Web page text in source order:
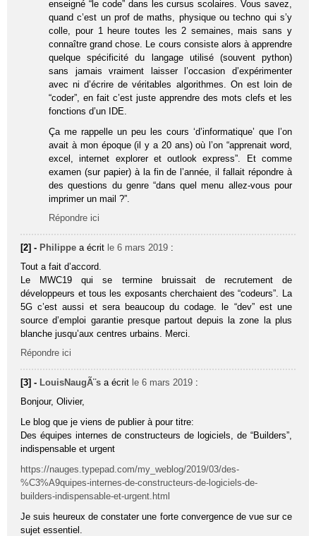
enseigné “le code” dans les cursus scolaires. Vous savez,
quand c’est un prof de maths, physique ou techno qui s’y
colle, pour 1 heure toutes les 2 semaines, mais sans y
connaître grand chose. Le cours consiste alors à apprendre
quelque spécificité du langage utilisé (souvent python)
sans jamais vraiment laisser l’occasion d’expérimenter
avec ni d’écrire de véritables algorithmes. On est loin de
“coder”, en fait c’est juste apprendre des mots clefs et les
fonctions d’un IDE.
Ça me rappelle un peu les cours ‘d’informatique’ que l’on
avait à mon époque (il y a 20 ans) où l’on “apprenait word,
excel, internet explorer et outlook express”. Et comme
examen (sur papier) à la fin de l’année, il fallait répondre à
des questions du genre “dans quel menu allez-vous pour
imprimer un mail ?”.
Répondre ici
[2] - Philippe a écrit le 6 mars 2019 :
Tout a fait d’accord.
Le MWC19 qui se termine bruissait de recrutement de
développeurs et tous les exposants cherchaient des “codeurs”. La
5G c’est aussi et sera beaucoup du codage. le “dev” est une
source d’emploi garantie presque partout depuis la zone la plus
blanche jusqu’aux centres urbains. Merci.
Répondre ici
[3] - LouisNaugÃ¨s a écrit le 6 mars 2019 :
Bonjour, Olivier,
Le blog que je viens de publier à pour titre:
Des équipes internes de constructeurs de logiciels, de “Builders”,
indispensable et urgent
https://nauges.typepad.com/my_weblog/2019/03/des-
%C3%A9quipes-internes-de-constructeurs-de-logiciels-de-
builders-indispensable-et-urgent.html
Je suis heureux de constater une forte convergence de vue sur ce
sujet essentiel.